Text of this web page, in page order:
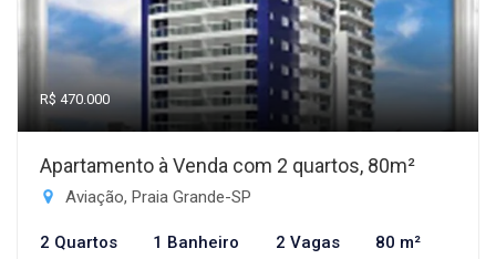
R$ 470.000
Apartamento à Venda com 2 quartos, 80m²
Aviação, Praia Grande-SP
2 Quartos 1 Banheiro 2 Vagas 80 m²